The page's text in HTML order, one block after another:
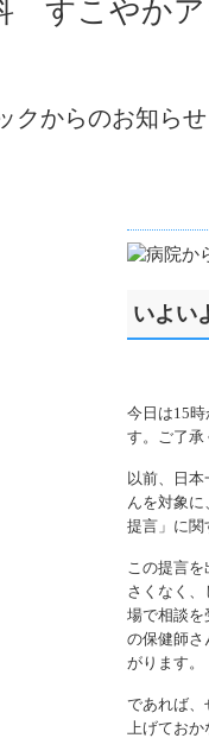
いよい
今日は15
す。ご了承
以前、日
んを対象
提言」に関
この提言
さくなく
場で相談を
の保健師さ
がります。
であれば、
上げておか